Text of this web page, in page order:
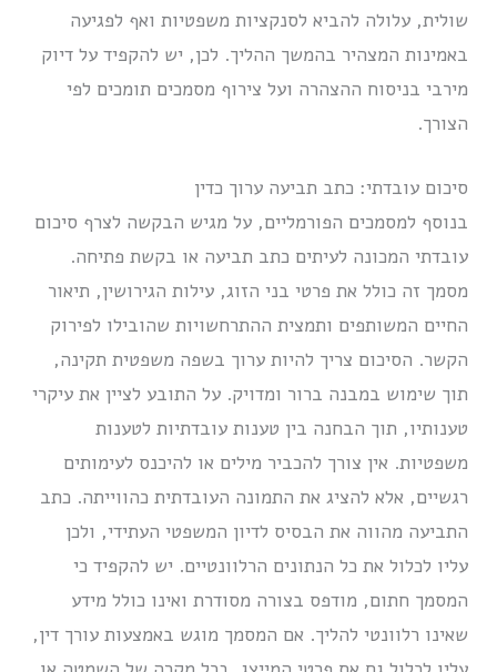
שולית, עלולה להביא לסנקציות משפטיות ואף לפגיעה
באמינות המצהיר בהמשך ההליך. לכן, יש להקפיד על דיוק
מירבי בניסוח ההצהרה ועל צירוף מסמכים תומכים לפי
הצורך.
סיכום עובדתי: כתב תביעה ערוך כדין
בנוסף למסמכים הפורמליים, על מגיש הבקשה לצרף סיכום
עובדתי המכונה לעיתים כתב תביעה או בקשת פתיחה.
מסמך זה כולל את פרטי בני הזוג, עילות הגירושין, תיאור
החיים המשותפים ותמצית ההתרחשויות שהובילו לפירוק
הקשר. הסיכום צריך להיות ערוך בשפה משפטית תקינה,
תוך שימוש במבנה ברור ומדויק. על התובע לציין את עיקרי
טענותיו, תוך הבחנה בין טענות עובדתיות לטענות
משפטיות. אין צורך להכביר מילים או להיכנס לעימותים
רגשיים, אלא להציג את התמונה העובדתית כהווייתה. כתב
התביעה מהווה את הבסיס לדיון המשפטי העתידי, ולכן
עליו לכלול את כל הנתונים הרלוונטיים. יש להקפיד כי
המסמך חתום, מודפס בצורה מסודרת ואינו כולל מידע
שאינו רלוונטי להליך. אם המסמך מוגש באמצעות עורך דין,